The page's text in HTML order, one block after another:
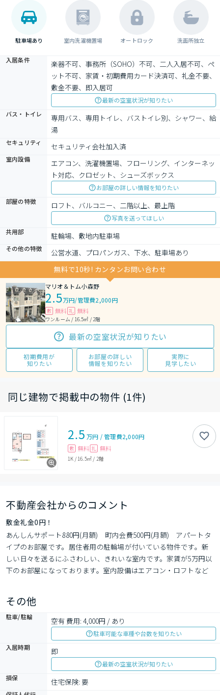
駐車場あり 室内洗濯機置場 オートロック 洗面所独立
入居条件
楽器不可、事務所（SOHO）不可、二人入居不可、ペ
ット不可、家賃・初期費用カード決済可、礼金不要、
敷金不要、即入居可
最新の空室状況が知りたい
バス・トイレ
専用バス、専用トイレ、バストイレ別、シャワー、給
湯
セキュリティ セキュリティ会社加入済
室内設備
エアコン、洗濯機置場、フローリング、インターネッ
ト対応、クロゼット、シューズボックス
お部屋の詳しい情報を知りたい
部屋の特徴
ロフト、バルコニー、二階以上、最上階
写真を送ってほしい
共用部
駐輪場、敷地内駐車場
その他の特徴
公営水道、プロパンガス、下水、駐車場あり
無料で10秒! カンタンお問い合わせ
マリオ＆トム小森野
2.5万円/管理費2,000円
敷 無料 礼 無料
ワンルーム / 16.5㎡ / 2階
最新の空室状況が知りたい
初期費用が
知りたい
お部屋の詳しい
情報を知りたい
実際に
見学したい
同じ建物で掲載中の物件 (1件)
2.5 万円 /管理費2,000円
敷 無料 礼 無料
1K / 16.5㎡ / 2階
不動産会社からのコメント
敷金礼金0円！
あんしんサポート880円(月額)　町内会費500円(月額)　アパートタ
イプのお部屋です。居住者用の駐輪場が付いている物件です。新
しい日々を送るにふさわしい、きれいな室内です。家賃が5万円以
下のお部屋になっております。室内設備はエアコン・ロフトなど
す。新生活を失敗せず、スタートさせたいならこちらの
その他
駐車/駐輪 空有 費用: 4,000円 / あり
駐車可能な車種や台数を知りたい
入居時期
即
最新の空室状況が知りたい
損保
住宅保険: 要